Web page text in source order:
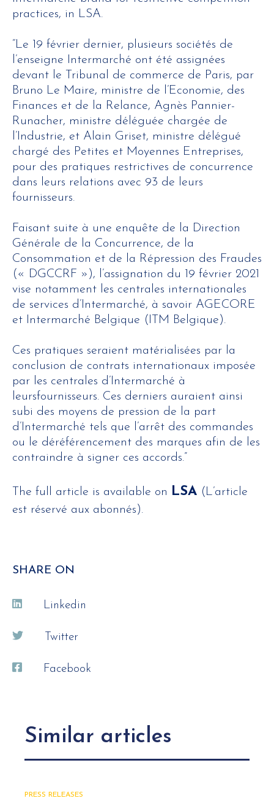
SHARE ON
Linkedin
Twitter
Facebook
practices, in LSA.
“Le 19 février dernier, plusieurs sociétés de
l’enseigne Intermarché ont été assignées
devant le Tribunal de commerce de Paris, par
Bruno Le Maire, ministre de l’Economie, des
Finances et de la Relance, Agnès Pannier-
Runacher, ministre déléguée chargée de
l’Industrie, et Alain Griset, ministre délégué
chargé des Petites et Moyennes Entreprises,
pour des pratiques restrictives de concurrence
dans leurs relations avec 93 de leurs
fournisseurs.
Faisant suite à une enquête de la Direction
Générale de la Concurrence, de la
Consommation et de la Répression des Fraudes
(« DGCCRF »), l’assignation du 19 février 2021
vise notamment les centrales internationales
de services d’Intermarché, à savoir AGECORE
et Intermarché Belgique (ITM Belgique).
Ces pratiques seraient matérialisées par la
conclusion de contrats internationaux imposée
par les centrales d’Intermarché à
leursfournisseurs. Ces derniers auraient ainsi
subi des moyens de pression de la part
d’Intermarché tels que l’arrêt des commandes
ou le déréférencement des marques afin de les
contraindre à signer ces accords.”
The full article is available on LSA (L’article
est réservé aux abonnés).
Similar articles
PRESS RELEASES